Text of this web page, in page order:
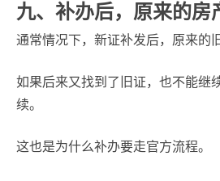
九、补办后，原来的房
通常情况下，新证补发后，原来的
如果后来又找到了旧证，也不能继
续。
这也是为什么补办要走官方流程。